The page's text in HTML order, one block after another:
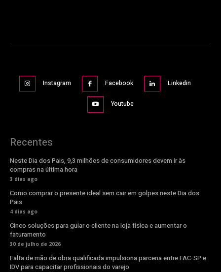
Instagram Facebook Linkedin
Youtube
Recentes
Neste Dia dos Pais, 9,3 milhões de consumidores devem ir às
compras na última hora
3 dias ago
Como comprar o presente ideal sem cair em golpes neste Dia dos
Pais
4 dias ago
Cinco soluções para guiar o cliente na loja física e aumentar o
faturamento
30 de julho de 2026
Falta de mão de obra qualificada impulsiona parceria entre FAC-SP e
IDV para capacitar profissionais do varejo